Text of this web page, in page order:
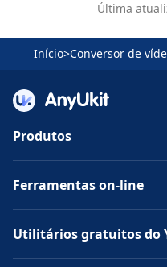
Última
Início>Conversor de
Produtos
Ferramentas on-line
Utilitários gratuitos do